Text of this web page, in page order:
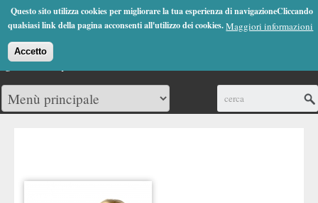
Questo sito utilizza cookies per migliorare la tua esperienza di navigazioneCliccando
qualsiasi link della pagina acconsenti all'utilizzo dei cookies.Maggiori informazioni
Accetto
Jump to Navigation
(0)